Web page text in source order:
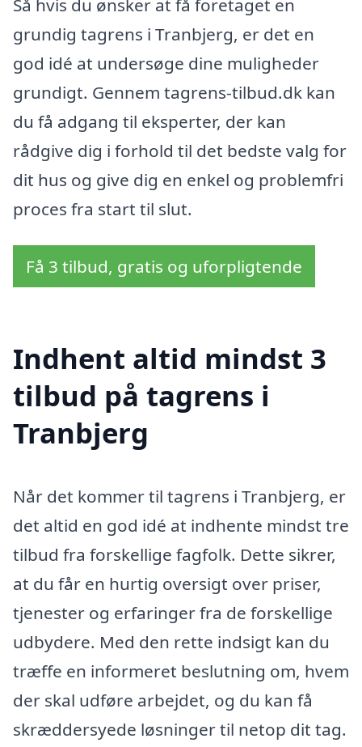
Så hvis du ønsker at få foretaget en
grundig tagrens i Tranbjerg, er det en
god idé at undersøge dine muligheder
grundigt. Gennem tagrens-tilbud.dk kan
du få adgang til eksperter, der kan
rådgive dig i forhold til det bedste valg for
dit hus og give dig en enkel og problemfri
proces fra start til slut.
Få 3 tilbud, gratis og uforpligtende
Indhent altid mindst 3
tilbud på tagrens i
Tranbjerg
Når det kommer til tagrens i Tranbjerg, er
det altid en god idé at indhente mindst tre
tilbud fra forskellige fagfolk. Dette sikrer,
at du får en hurtig oversigt over priser,
tjenester og erfaringer fra de forskellige
udbydere. Med den rette indsigt kan du
træffe en informeret beslutning om, hvem
der skal udføre arbejdet, og du kan få
skræddersyede løsninger til netop dit tag.